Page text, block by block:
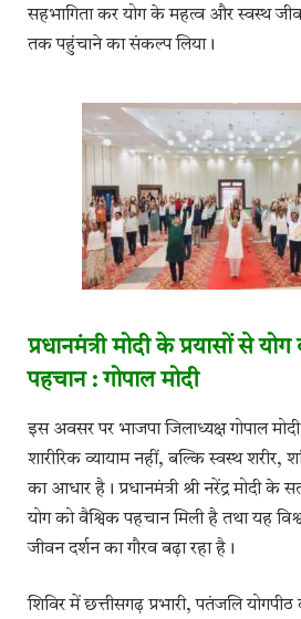
सहभागिता कर योग के महत्व और स्वस्थ
तक पहुंचाने का संकल्प लिया।
प्रधानमंत्री मोदी के प्रयासों से
पहचान : गोपाल मोदी
इस अवसर पर भाजपा जिलाध्यक्ष गोपाल
शारीरिक व्यायाम नहीं, बल्कि स्वस्थ
का आधार है। प्रधानमंत्री श्री नरेंद्र मोदी
योग को वैश्विक पहचान मिली है तथा यह
जीवन दर्शन का गौरव बढ़ा रहा है।
शिविर में छत्तीसगढ़ प्रभारी, पतंजलि योगपीठ